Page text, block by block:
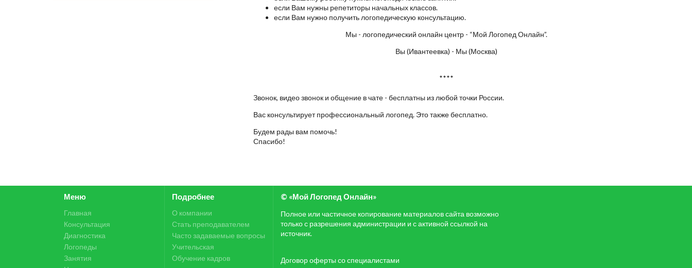
если Вам нужны репетиторы начальных классов.
если Вам нужно получить логопедическую консультацию.
Мы - логопедический онлайн центр - “Мой Логопед Онлайн”.
Вы (Ивантеевка) - Мы (Москва)
****
Звонок, видео звонок и общение в чате - бесплатны из любой точки России.
Вас консультирует профессиональный логопед. Это также бесплатно.
Будем рады вам помочь!
Спасибо!
Меню
Главная
Консультация
Диагностика
Логопеды
Занятия
Подробнее
О компании
Стать преподавателем
Часто задаваемые вопросы
Учительская
Обучение кадров
© «Мой Логопед Онлайн»
Полное или частичное копирование материалов сайта возможно
только с разрешения администрации и с активной ссылкой на
источник.
Договор оферты со специалистами